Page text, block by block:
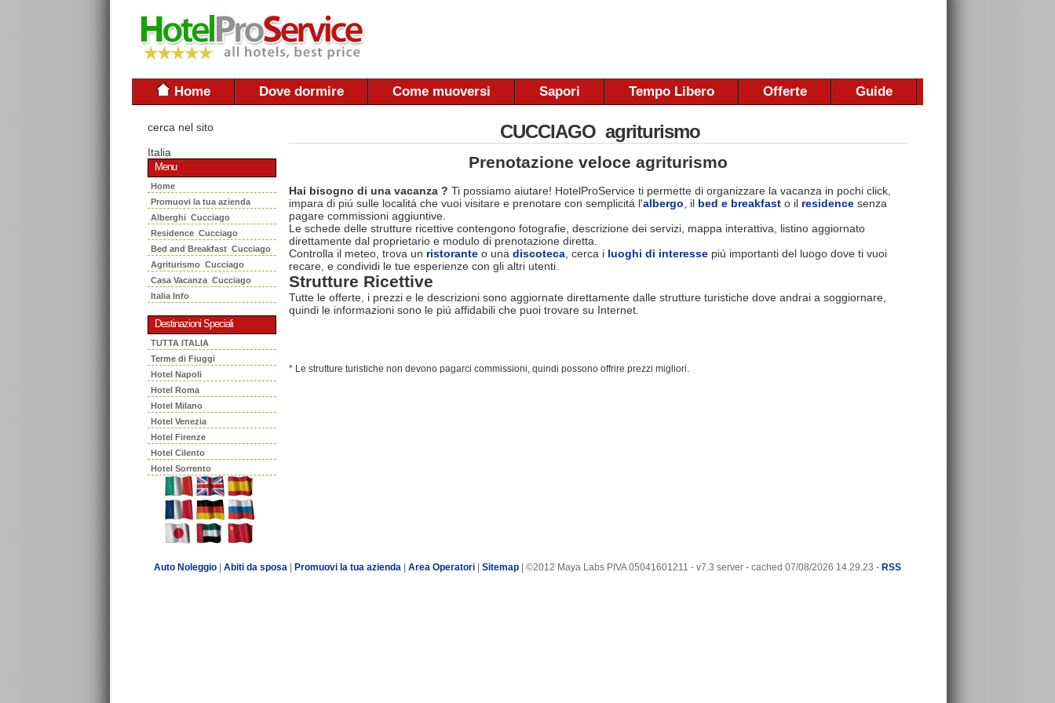
Home Dove dormire Come muoversi Sapori Tempo Libero Offerte Guide
cerca nel sito
Italia
Menu
Home
Promuovi la tua azienda
Alberghi Cucciago
Residence Cucciago
Bed and Breakfast Cucciago
Agriturismo Cucciago
Casa Vacanza Cucciago
Italia Info
Destinazioni Speciali
TUTTA ITALIA
Terme di Fiuggi
Hotel Napoli
Hotel Roma
Hotel Milano
Hotel Venezia
Hotel Firenze
Hotel Cilento
Hotel Sorrento
CUCCIAGO agriturismo
Prenotazione veloce agriturismo
Hai bisogno di una vacanza ? Ti possiamo aiutare! HotelProService ti permette di organizzare la vacanza in pochi click,
impara di piú sulle localitá che vuoi visitare e prenotare con semplicitá l'albergo , il bed e breakfast o il residence senza
pagare commissioni aggiuntive.
Le schede delle strutture ricettive contengono fotografie, descrizione dei servizi, mappa interattiva, listino aggiornato
direttamente dal proprietario e modulo di prenotazione diretta.
Controlla il meteo, trova un ristorante o una discoteca , cerca i luoghi di interesse piú importanti del luogo dove ti vuoi
recare, e condividi le tue esperienze con gli altri utenti.
Strutture Ricettive
Tutte le offerte, i prezzi e le descrizioni sono aggiornate direttamente dalle strutture turistiche dove andrai a soggiornare,
quindi le informazioni sono le piú affidabili che puoi trovare su Internet.
* Le strutture turistiche non devono pagarci commissioni, quindi possono offrire prezzi migliori.
Auto Noleggio Abiti da sposa Promuovi la tua azienda Area Operatori Sitemap | ©2012 Maya Labs PIVA 05041601211 - v7.3 server - cached 07/08/2026 14.29.23 - RSS